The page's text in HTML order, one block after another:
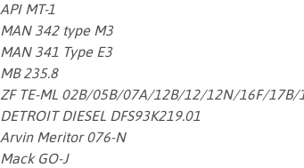
API MT-1
MAN 342 type M3
MAN 341 Type E3
MB 235.8
ZF TE-ML 02B/05B/07A/12B/12/12N/16F/17B/
DETROIT DIESEL DFS93K219.01
Arvin Meritor 076-N
Mack GO-J